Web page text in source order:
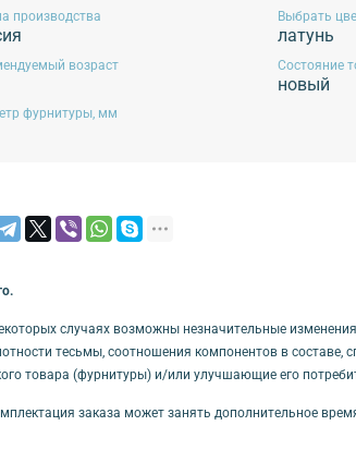
сертификации не подлежит!
производства Выбрать
латунь
возраст Состояние
новый
фурнитуры, мм
случаях возможны незначительные
тесьмы, соотношения компонентов в составе,
товара (фурнитуры) и/или улучшающие его
заказа может занять дополнительное